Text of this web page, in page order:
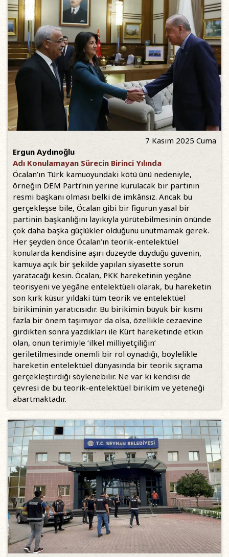
7 Kasım 2025 Cuma
Ergun Aydınoğlu
Adı Konulamayan Sürecin Birinci Yılında
Öcalan’ın Türk kamuoyundaki kötü ünü nedeniyle,
örneğin DEM Parti’nin yerine kurulacak bir partinin
resmi başkanı olması belki de imkânsız. Ancak bu
gerçekleşse bile, Öcalan gibi bir figürün yasal bir
partinin başkanlığını layıkıyla yürütebilmesinin önünde
çok daha başka güçlükler olduğunu unutmamak gerek.
Her şeyden önce Öcalan’ın teorik-entelektüel
konularda kendisine aşırı düzeyde duyduğu güvenin,
kamuya açık bir şekilde yapılan siyasette sorun
yaratacağı kesin. Öcalan, PKK hareketinin yegâne
teorisyeni ve yegâne entelektüeli olarak, bu hareketin
son kırk küsur yıldaki tüm teorik ve entelektüel
birikiminin yaratıcısıdır. Bu birikimin büyük bir kısmı
fazla bir önem taşımıyor da olsa, özellikle cezaevine
girdikten sonra yazdıkları ile Kürt hareketinde etkin
olan, onun terimiyle ‘ilkel milliyetçiliğin’
geriletilmesinde önemli bir rol oynadığı, böylelikle
hareketin entelektüel dünyasında bir teorik sıçrama
gerçekleştirdiği söylenebilir. Ne var ki kendisi de
çevresi de bu teorik-entelektüel birikim ve yeteneği
abartmaktadır.